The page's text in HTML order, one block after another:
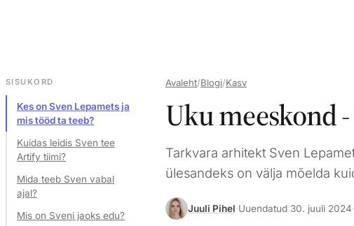
SISUKORD
Kes on Sven Lepamets ja
mis tööd ta teeb?
Kuidas leidis Sven tee
Artify tiimi?
Mida teeb Sven vabal
ajal?
Mis on Sveni jaoks edu?
Avaleht/Blogi/Kasv
Uku meeskond
Tarkvara arhitekt Sven
ülesandeks on välja mõelda
Juuli Pihel·Uuendatud 30. juuli 2024·